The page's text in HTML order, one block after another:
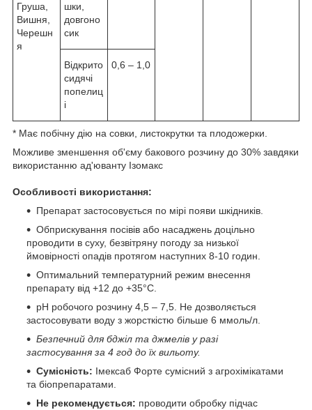
Груша,
Вишня,
Черешн
я
шки,
довгоно
сик
Відкрито
сидячі
попелиц
і
0,6 – 1,0
* Має побічну дію на совки, листокрутки та плодожерки.
Можливе зменшення об'єму бакового розчину до 30% завдяки
використанню ад'юванту Ізомакс
Особливості використання:
Препарат застосовується по мірі появи шкідників.
Обприскування посівів або насаджень доцільно
проводити в суху, безвітряну погоду за низької
ймовірності опадів протягом наступних 8-10 годин.
Оптимальний температурний режим внесення
препарату від +12 до +35°С.
рН робочого розчину 4,5 – 7,5. Не дозволяється
застосовувати воду з жорсткістю більше 6 ммоль/л.
Безпечний для бджіл та джмелів у разі
застосування за 4 год до їх вильоту.
Сумісність: Імексаб Форте сумісний з агрохімікатами
та біопрепаратами.
Не рекомендується: проводити обробку підчас